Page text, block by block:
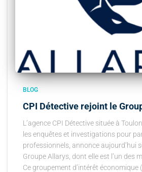
BLOG
CPI Détective rejoint le
L’agence CPI Détective située à
les enquêtes et investigations pour
professionnels, annonce aujourd’hui
Groupe Allarys, dont elle est l’un des
Ce groupement d’intérêt économique